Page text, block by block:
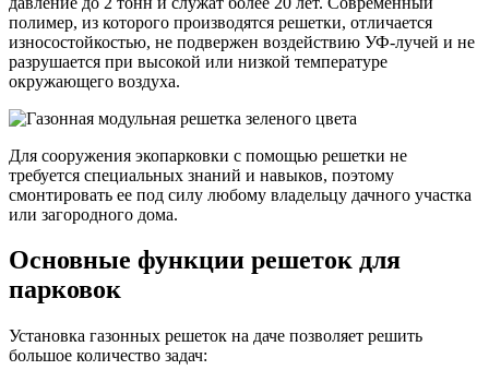
полимер, из которого производятся решетки, отличается
износостойкостью, не подвержен воздействию УФ-лучей и не
разрушается при высокой или низкой температуре
окружающего воздуха.
Для сооружения экопарковки с помощью решетки не
требуется специальных знаний и навыков, поэтому
смонтировать ее под силу любому владельцу дачного участка
или загородного дома.
Основные функции решеток для
парковок
Установка газонных решеток на даче позволяет решить
большое количество задач: